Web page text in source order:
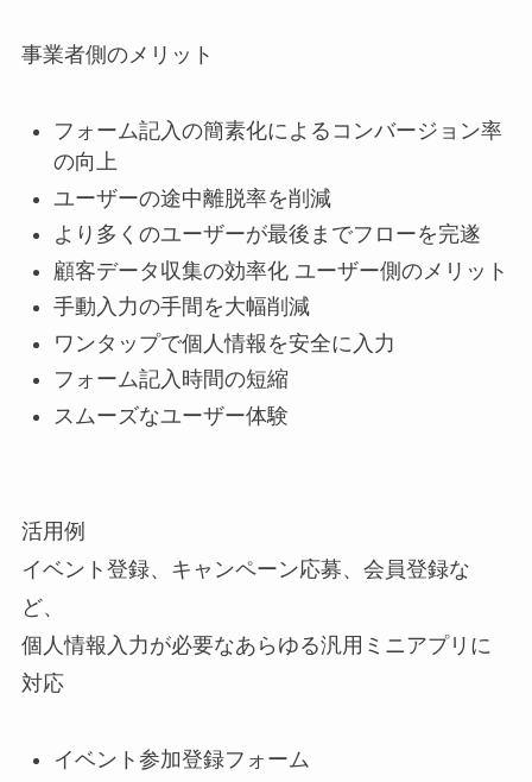
事業者側のメリット
フォーム記入の簡素化によるコンバージョン率
の向上
ユーザーの途中離脱率を削減
より多くのユーザーが最後までフローを完遂
顧客データ収集の効率化 ユーザー側のメリット
手動入力の手間を大幅削減
ワンタップで個人情報を安全に入力
フォーム記入時間の短縮
スムーズなユーザー体験
活用例
イベント登録、キャンペーン応募、会員登録な
ど、
個人情報入力が必要なあらゆる汎用ミニアプリに
対応
イベント参加登録フォーム